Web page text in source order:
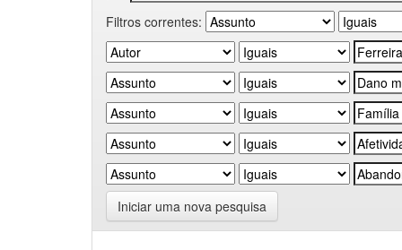
Filtros correntes:
Iniciar uma nova pesquisa